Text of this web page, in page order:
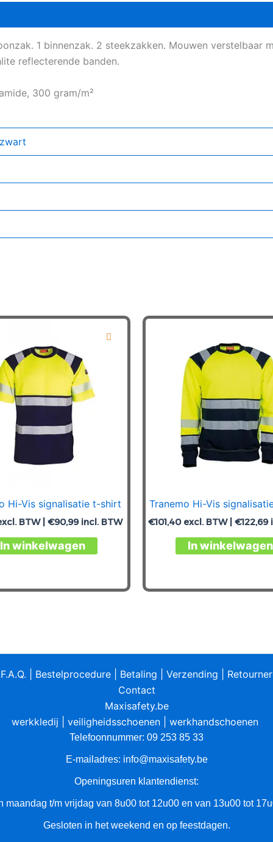
1 binnenzak. 2 steekzakken. Mouwen verstelbaar
reflecterende banden.
300 gram/m²
Hi-Vis signalisatie t-shirt
BTW | €90,99incl. BTW
In winkelwagen
Dit
product
meerdere
gekozen
worden
de
productpagina
Tranemo Hi-Vis
€101,40excl. BTW |€122,69
In winkelwagen
F.A.Q. Bestelprocedure Betaling Verzending
Contact
Maxisafety.be
werkkledij
veiligheidsschoenen werkhandschoenen
Telefoonnummer: 09 253 85 33
E-mailadres: info@maxisafety.be
Openingsuren klantendienst:
maandag t/m vrijdag van 8u00 tot 12u00 en van 13u00 tot
Gesloten in het weekend en op feestdagen.